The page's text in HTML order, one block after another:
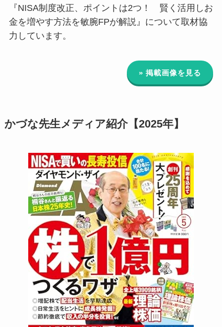
『NISA制度改正、ポイントは2つ！ 賢く活用しお
金を増やす方法を敏腕FPが解説』について取材協
力しています。
» 掲載画像を見る
かづな先生メディア紹介【2025年】